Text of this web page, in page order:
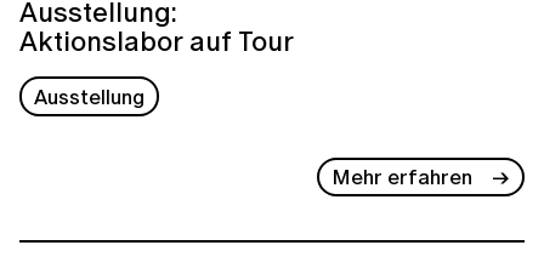
Ausstellung:
Aktionslabor auf Tour
Ausstellung
Mehr erfahren